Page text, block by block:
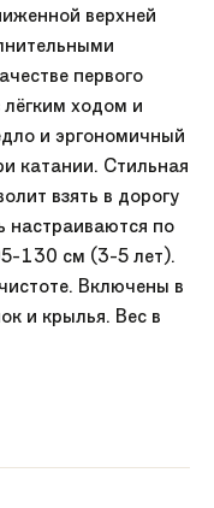
верхней
первого
ходом и
и эргономичный
катании. Стильная
взять в дорогу
настраиваются по
130 см (3-5 лет).
Включены в
и крылья. Вес в